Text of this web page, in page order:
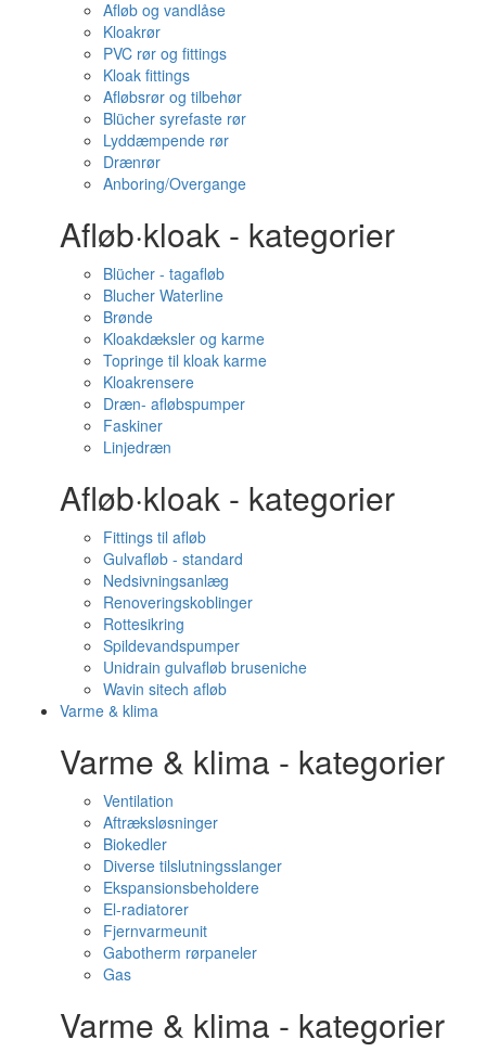
Afløb og vandlåse
Kloakrør
PVC rør og fittings
Kloak fittings
Afløbsrør og tilbehør
Blücher syrefaste rør
Lyddæmpende rør
Drænrør
Anboring/Overgange
Afløb·kloak - kategorier
Blücher - tagafløb
Blucher Waterline
Brønde
Kloakdæksler og karme
Topringe til kloak karme
Kloakrensere
Dræn- afløbspumper
Faskiner
Linjedræn
Afløb·kloak - kategorier
Fittings til afløb
Gulvafløb - standard
Nedsivningsanlæg
Renoveringskoblinger
Rottesikring
Spildevandspumper
Unidrain gulvafløb bruseniche
Wavin sitech afløb
Varme & klima
Varme & klima - kategorier
Ventilation
Aftræksløsninger
Biokedler
Diverse tilslutningsslanger
Ekspansionsbeholdere
El-radiatorer
Fjernvarmeunit
Gabotherm rørpaneler
Gas
Varme & klima - kategorier